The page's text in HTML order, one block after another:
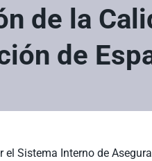
de la
de
el Sistema Interno de